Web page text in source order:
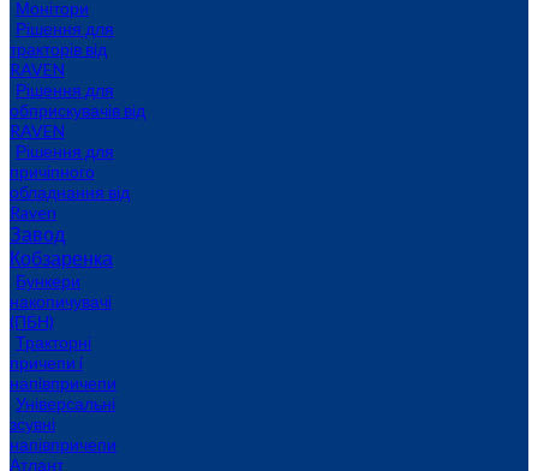
Монітори
Рішення для
тракторів від
RAVEN
Рішення для
обприскувачів від
RAVEN
Рішення для
причіпного
обладнання від
Raven
Завод
Кобзаренка
Бункери
накопичувачі
(ПБН)
Тракторні
причепи i
напiвпричепи
Універсальні
зсувні
напівпричепи
Атлант